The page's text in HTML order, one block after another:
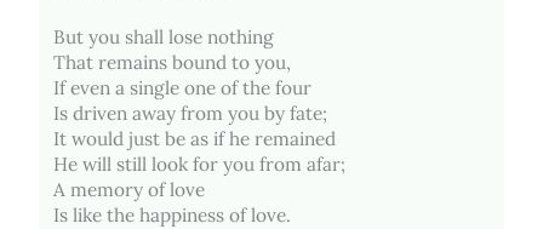
But you shall lose nothing
That remains bound to you,
If even a single one of the four
Is driven away from you by fate;
It would just be as if he remained
He will still look for you from afar;
A memory of love
Is like the happiness of love.